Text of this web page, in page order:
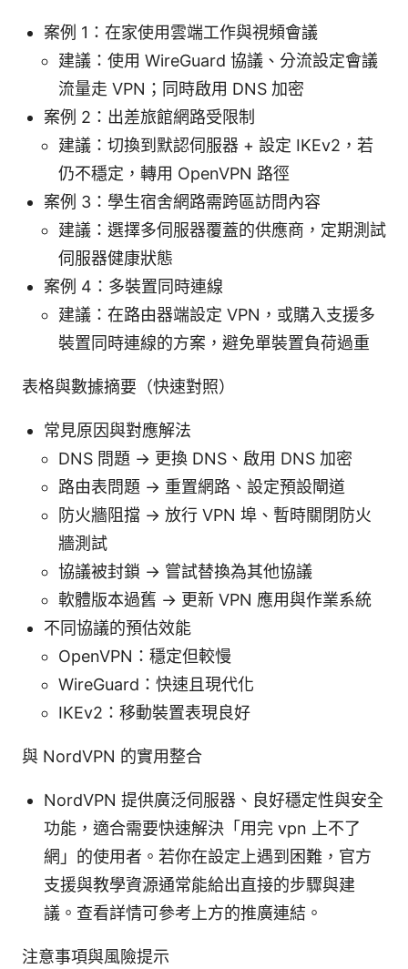
案例 1：在家使用雲端工作與視頻會議
建議：使用 WireGuard 協議、分流設定會議
流量走 VPN；同時啟用 DNS 加密
案例 2：出差旅館網路受限制
建議：切換到默認伺服器 + 設定 IKEv2，若
仍不穩定，轉用 OpenVPN 路徑
案例 3：學生宿舍網路需跨區訪問內容
建議：選擇多伺服器覆蓋的供應商，定期測試
伺服器健康狀態
案例 4：多裝置同時連線
建議：在路由器端設定 VPN，或購入支援多
裝置同時連線的方案，避免單裝置負荷過重
表格與數據摘要（快速對照）
常見原因與對應解法
DNS 問題 → 更換 DNS、啟用 DNS 加密
路由表問題 → 重置網路、設定預設閘道
防火牆阻擋 → 放行 VPN 埠、暫時關閉防火
牆測試
協議被封鎖 → 嘗試替換為其他協議
軟體版本過舊 → 更新 VPN 應用與作業系統
不同協議的預估效能
OpenVPN：穩定但較慢
WireGuard：快速且現代化
IKEv2：移動裝置表現良好
與 NordVPN 的實用整合
NordVPN 提供廣泛伺服器、良好穩定性與安全
功能，適合需要快速解決「用完 vpn 上不了
網」的使用者。若你在設定上遇到困難，官方
支援與教學資源通常能給出直接的步驟與建
議。查看詳情可參考上方的推廣連結。
注意事項與風險提示